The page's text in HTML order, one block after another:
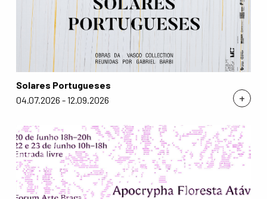
+
Solares Portugueses
04.07.2026 - 12.09.2026